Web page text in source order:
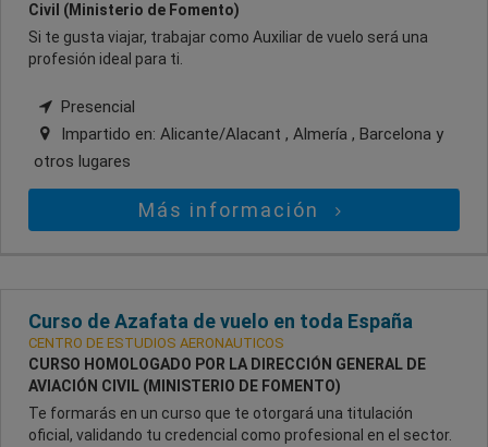
Civil (Ministerio de Fomento)
Si te gusta viajar, trabajar como Auxiliar de vuelo será una
profesión ideal para ti.
Presencial
Impartido en: Alicante/Alacant , Almería , Barcelona y
otros lugares
Más información
Curso de Azafata de vuelo en toda España
CENTRO DE ESTUDIOS AERONAUTICOS
CURSO HOMOLOGADO POR LA DIRECCIÓN GENERAL DE
AVIACIÓN CIVIL (MINISTERIO DE FOMENTO)
Te formarás en un curso que te otorgará una titulación
oficial, validando tu credencial como profesional en el sector.